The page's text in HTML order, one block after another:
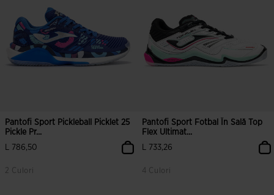
Pantofi Sport Pickleball Picklet 25
Pickle Pr...
L 786,50
2 Culori
Pantofi Sport Fotbal În Sală Top
Flex Ultimat...
L 733,26
4 Culori